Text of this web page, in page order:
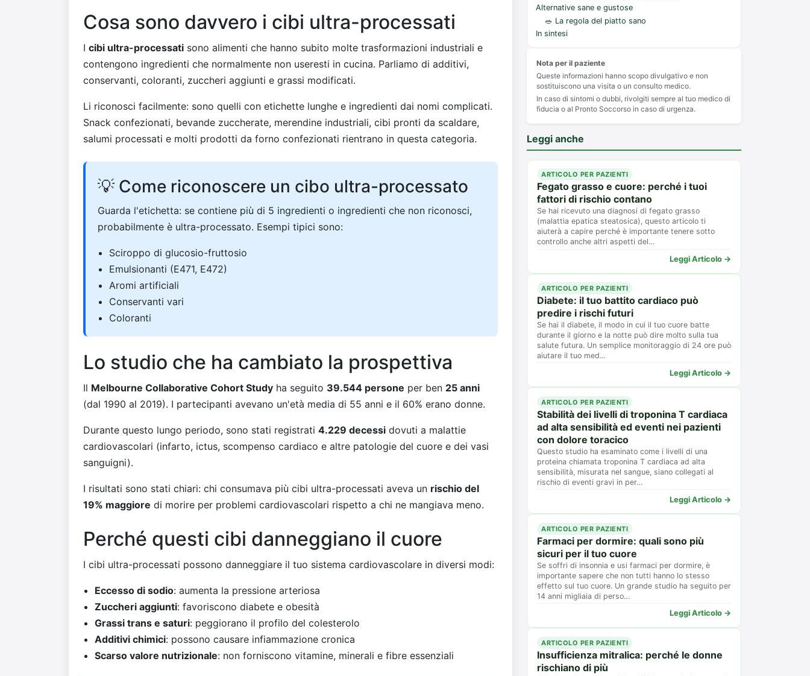
Cosa sono davvero i cibi ultra-processati
I cibi ultra-processati sono alimenti che hanno subito molte trasformazioni industriali e
contengono ingredienti che normalmente non useresti in cucina. Parliamo di additivi,
conservanti, coloranti, zuccheri aggiunti e grassi modificati.
Li riconosci facilmente: sono quelli con etichette lunghe e ingredienti dai nomi complicati.
Snack confezionati, bevande zuccherate, merendine industriali, cibi pronti da scaldare,
salumi processati e molti prodotti da forno confezionati rientrano in questa categoria.
💡 Come riconoscere un cibo ultra-processato
Guarda l'etichetta: se contiene più di 5 ingredienti o ingredienti che non riconosci,
probabilmente è ultra-processato. Esempi tipici sono:
Sciroppo di glucosio-fruttosio
Emulsionanti (E471, E472)
Aromi artificiali
Conservanti vari
Coloranti
Lo studio che ha cambiato la prospettiva
Il Melbourne Collaborative Cohort Study ha seguito 39.544 persone per ben 25 anni
(dal 1990 al 2019). I partecipanti avevano un'età media di 55 anni e il 60% erano donne.
Durante questo lungo periodo, sono stati registrati 4.229 decessi dovuti a malattie
cardiovascolari (infarto, ictus, scompenso cardiaco e altre patologie del cuore e dei vasi
sanguigni).
I risultati sono stati chiari: chi consumava più cibi ultra-processati aveva un rischio del
19% maggiore di morire per problemi cardiovascolari rispetto a chi ne mangiava meno.
Perché questi cibi danneggiano il cuore
I cibi ultra-processati possono danneggiare il tuo sistema cardiovascolare in diversi modi:
Eccesso di sodio: aumenta la pressione arteriosa
Zuccheri aggiunti: favoriscono diabete e obesità
Grassi trans e saturi: peggiorano il profilo del colesterolo
Additivi chimici: possono causare infiammazione cronica
Scarso valore nutrizionale: non forniscono vitamine, minerali e fibre essenziali
Alternative sane e gustose
🥗 La regola del piatto sano
In sintesi
Nota per il paziente
Queste informazioni hanno scopo divulgativo e non
sostituiscono una visita o un consulto medico.
In caso di sintomi o dubbi, rivolgiti sempre al tuo medico di
fiducia o al Pronto Soccorso in caso di urgenza.
Leggi anche
ARTICOLO PER PAZIENTI
Fegato grasso e cuore: perché i tuoi
fattori di rischio contano
Se hai ricevuto una diagnosi di fegato grasso
(malattia epatica steatosica), questo articolo ti
aiuterà a capire perché è importante tenere sotto
controllo anche altri aspetti del…
Leggi Articolo →
ARTICOLO PER PAZIENTI
Diabete: il tuo battito cardiaco può
predire i rischi futuri
Se hai il diabete, il modo in cui il tuo cuore batte
durante il giorno e la notte può dire molto sulla tua
salute futura. Un semplice monitoraggio di 24 ore può
aiutare il tuo med…
Leggi Articolo →
ARTICOLO PER PAZIENTI
Stabilità dei livelli di troponina T cardiaca
ad alta sensibilità ed eventi nei pazienti
con dolore toracico
Questo studio ha esaminato come i livelli di una
proteina chiamata troponina T cardiaca ad alta
sensibilità, misurata nel sangue, siano collegati al
rischio di eventi gravi in per…
Leggi Articolo →
ARTICOLO PER PAZIENTI
Farmaci per dormire: quali sono più
sicuri per il tuo cuore
Se soffri di insonnia e usi farmaci per dormire, è
importante sapere che non tutti hanno lo stesso
effetto sul tuo cuore. Un grande studio ha seguito per
14 anni migliaia di perso…
Leggi Articolo →
ARTICOLO PER PAZIENTI
Insufficienza mitralica: perché le donne
rischiano di più